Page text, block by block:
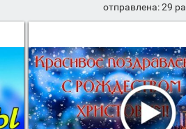
отправлена: 29